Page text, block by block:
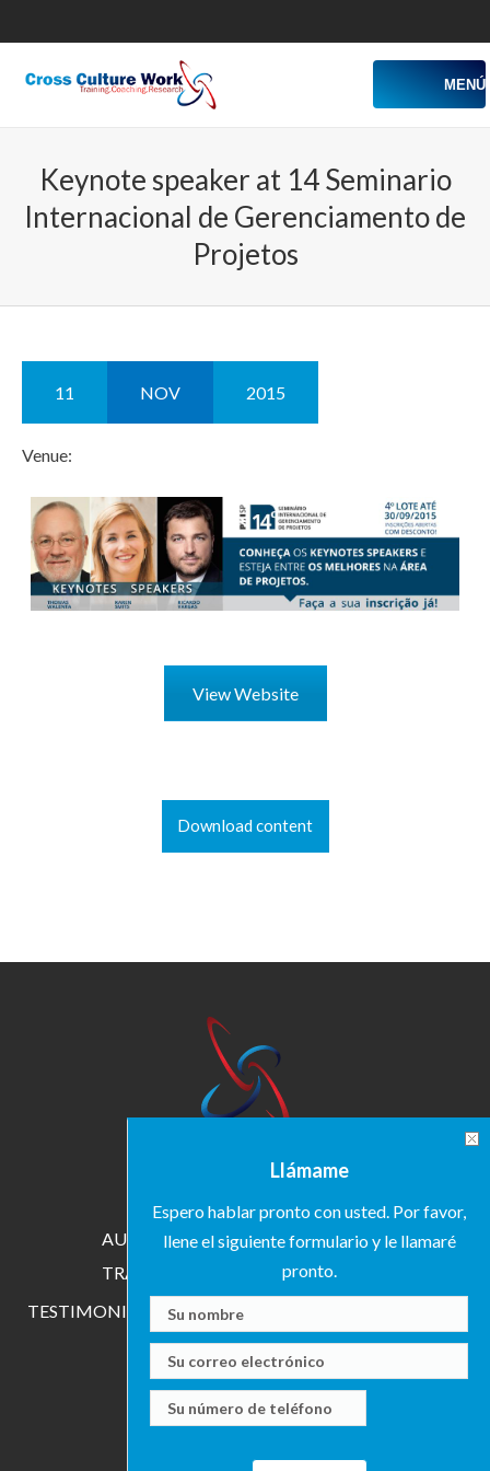
MENÚ
Keynote speaker at 14 Seminario
Internacional de Gerenciamento de
Projetos
11 NOV 2015
Venue:
View Website
Download content
SOBRE KAREN
ESPECIALIDADES
AUTORA
CONFERENCISTA
TRAINER
INVESTIGADORA
TESTIMONIOS
MEDIA
BLOG
Llámame
Espero hablar pronto con usted. Por favor,
llene el siguiente formulario y le llamaré
pronto.